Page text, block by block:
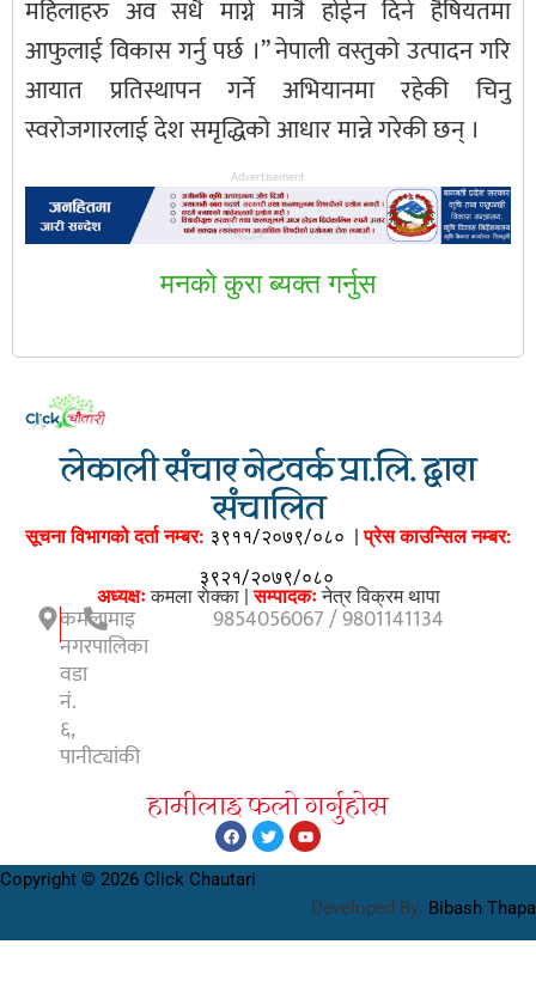
महिलाहरु अव सधै माग्ने मात्रै होईन दिने हैषियतमा
आफुलाई विकास गर्नु पर्छ ।” नेपाली वस्तुको उत्पादन गरि
आयात प्रतिस्थापन गर्ने अभियानमा रहेकी चिनु
स्वरोजगारलाई देश समृद्धिको आधार मान्ने गरेकी छन् ।
Advertisement
मनकाे कुरा ब्यक्त गर्नुस
लेकाली संचार नेटवर्क प्रा.लि. द्वारा
संचालित
सूचना विभागको दर्ता नम्बर: ३९११/२०७९/०८० |प्रेस काउन्सिल नम्बर:
३९२१/२०७९/०८०
अध्यक्षःकमला राेक्का |सम्पादकःनेत्र विक्रम थापा
कमलामाइ
नगरपालिका
वडा
नं.
६,
पानीट्यांकी
9854056067 / 9801141134
हामीलाइ फलाे गर्नुहाेस
Copyright © 2026 Click Chautari
Developed By: Bibash Thapa